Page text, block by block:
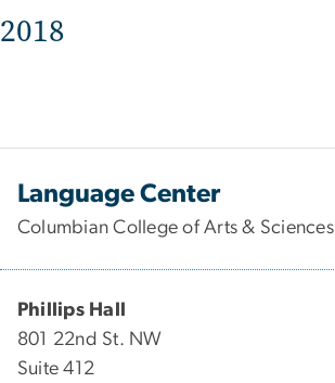
2018
Language Center
Columbian College of Arts & Sciences
Phillips Hall
801 22nd St. NW
Suite 412